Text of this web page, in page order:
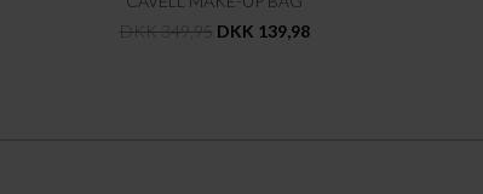
DKK 349,95 DKK 139,98